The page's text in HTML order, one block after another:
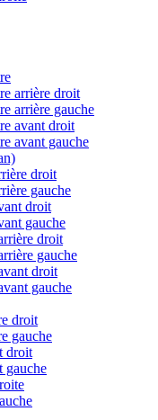
arrière droit
arrière gauche
avant droit
avant gauche
droit
gauche
droit
gauche
droit
gauche
droit
gauche
droit
gauche
droit
gauche